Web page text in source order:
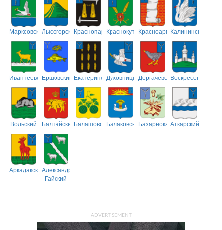
МарксовскийЛысогорскийКраснопартизанский
КраснокутскийКрасноармейский
Калининский
ИвантеевскийЕршовский ЕкатериновскийДуховницкийДергачёвскийВоскресенский
Вольский БалтайскийБалашовскийБалаковскийБазарнокарабулакский
Аткарский
АркадакскийАлександрово-
Гайский
ADVERTISEMENT